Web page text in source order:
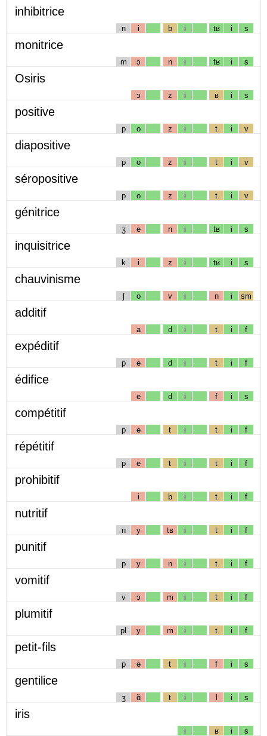
inhibitrice
n i b i tʁ i s
monitrice
m ɔ n i tʁ i s
Osiris
ɔ z i ʁ i s
positive
p o z i t i v
diapositive
p o z i t i v
séropositive
p o z i t i v
génitrice
ʒ e n i tʁ i s
inquisitrice
k i z i tʁ i s
chauvinisme
ʃ o v i n i sm
additif
a d i t i f
expéditif
p e d i t i f
édifice
e d i f i s
compétitif
p e t i t i f
répétitif
p e t i t i f
prohibitif
i b i t i f
nutritif
n y tʁ i t i f
punitif
p y n i t i f
vomitif
v ɔ m i t i f
plumitif
pl y m i t i f
petit-fils
p ə t i f i s
gentilice
ʒ ɑ̃ t i l i s
iris
i ʁ i s